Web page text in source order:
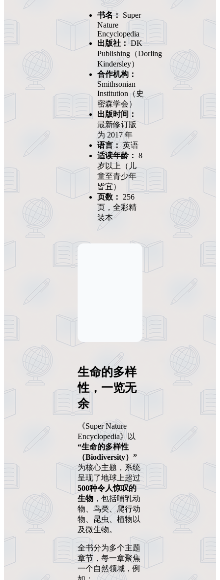
书名： Super
Nature
Encyclopedia
出版社：DK
Publishing（Dorling
Kindersley）
合作机构：
Smithsonian
Institution（史
密森学会）
出版时间：
最新修订版
为 2017 年
语言：英语
适读年龄： 8
岁以上（儿
童至青少年
皆宜）
页数：
256
页，全彩精
装本
生命的多样
性，一览无
余
《Super Nature
Encyclopedia》以
“生命的多样性
（Biodiversity）”
为核心主题，系统
呈现了地球上超过
500种令人惊叹的
生物 ，包括哺乳动
物、鸟类、爬行动
物、昆虫、植物以
及微生物。
全书分为多个主题
章节，每一章聚焦
一个自然领域，例